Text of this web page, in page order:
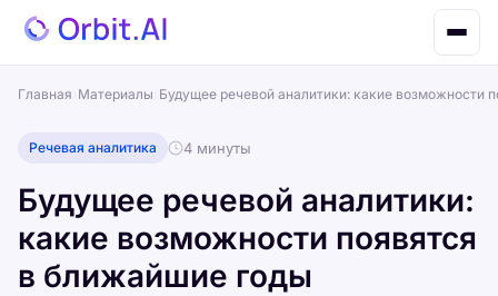
Главная Материалы Будущее речевой аналитики: какие возможности
Речевая аналитика 4 минуты
Будущее речевой аналитики:
какие возможности появятся
в ближайшие годы